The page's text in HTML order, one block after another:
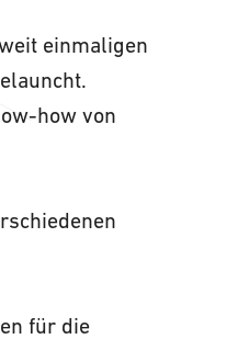
einmaligen
how von
für die